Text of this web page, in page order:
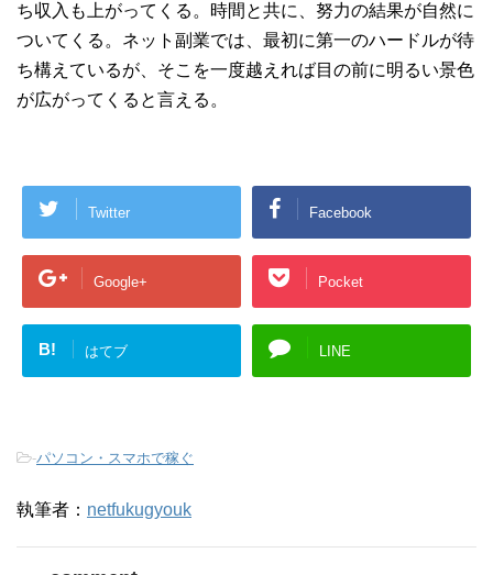
ち収入も上がってくる。時間と共に、努力の結果が自然に
ついてくる。ネット副業では、最初に第一のハードルが待
ち構えているが、そこを一度越えれば目の前に明るい景色
が広がってくると言える。
Twitter Facebook
Google+ Pocket
B! はてブ LINE
-パソコン・スマホで稼ぐ
執筆者： netfukugyouk